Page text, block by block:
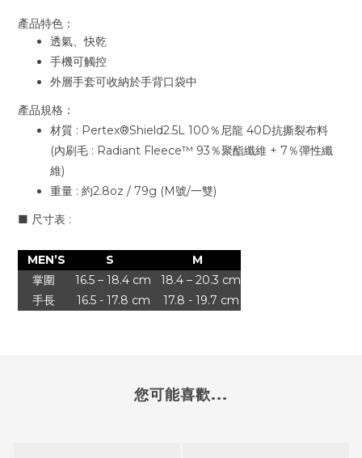
產品特色：
透氣、快乾
手機可觸控
外層手套可收納於手背口袋中
產品規格：
材質 : Pertex®Shield2.5L 100％尼龍 40D抗撕裂布料
(內刷毛 : Radiant Fleece™ 93％聚酯纖維 + 7％彈性纖
維)
重量 : 約2.8oz / 79g (M號/一雙)
■ 尺寸表 :
MEN’S S
M
掌圍
16.5 – 18.4 cm 18.4 – 20.3 cm
手長
16.5 - 17.8 cm 17.8 - 19.7 cm
您可能喜歡...